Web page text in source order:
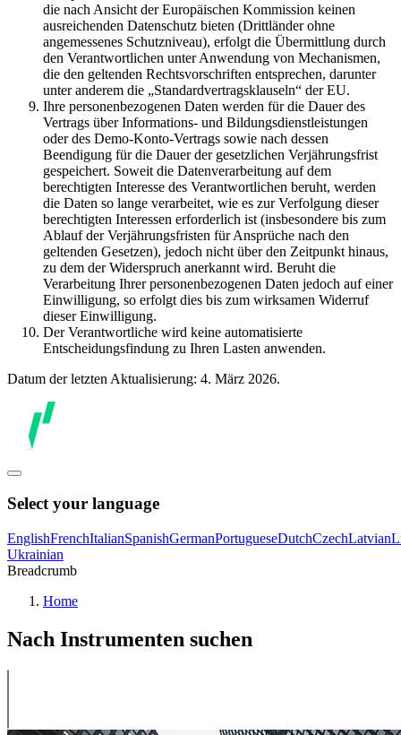
die nach Ansicht der Europäischen Kommission keinen
ausreichenden Datenschutz bieten (Drittländer ohne
angemessenes Schutzniveau), erfolgt die Übermittlung durch
den Verantwortlichen unter Anwendung von Mechanismen,
die den geltenden Rechtsvorschriften entsprechen, darunter
unter anderem die „Standardvertragsklauseln“ der EU.
Ihre personenbezogenen Daten werden für die Dauer des
Vertrags über Informations- und Bildungsdienstleistungen
oder des Demo-Konto-Vertrags sowie nach dessen
Beendigung für die Dauer der gesetzlichen Verjährungsfrist
gespeichert. Soweit die Datenverarbeitung auf dem
berechtigten Interesse des Verantwortlichen beruht, werden
die Daten so lange verarbeitet, wie es zur Verfolgung dieser
berechtigten Interessen erforderlich ist (insbesondere bis zum
Ablauf der Verjährungsfristen für Ansprüche nach den
geltenden Gesetzen), jedoch nicht über den Zeitpunkt hinaus,
zu dem der Widerspruch anerkannt wird. Beruht die
Verarbeitung Ihrer personenbezogenen Daten jedoch auf einer
Einwilligung, so erfolgt dies bis zum wirksamen Widerruf
dieser Einwilligung.
Der Verantwortliche wird keine automatisierte
Entscheidungsfindung zu Ihren Lasten anwenden.
Datum der letzten Aktualisierung: 4. März 2026.
Select your language
EnglishFrenchItalianSpanishGermanPortugueseDutchCzechLatvian
Ukrainian
Breadcrumb
Home
Nach Instrumenten suchen